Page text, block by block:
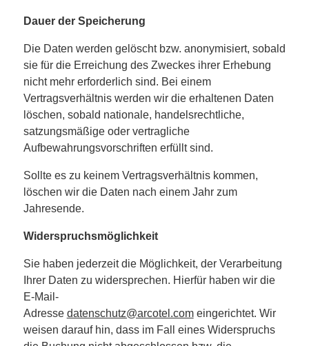
Dauer der Speicherung
Die Daten werden gelöscht bzw. anonymisiert, sobald
sie für die Erreichung des Zweckes ihrer Erhebung
nicht mehr erforderlich sind. Bei einem
Vertragsverhältnis werden wir die erhaltenen Daten
löschen, sobald nationale, handelsrechtliche,
satzungsmäßige oder vertragliche
Aufbewahrungsvorschriften erfüllt sind.
Sollte es zu keinem Vertragsverhältnis kommen,
löschen wir die Daten nach einem Jahr zum
Jahresende.
Widerspruchsmöglichkeit
Sie haben jederzeit die Möglichkeit, der Verarbeitung
Ihrer Daten zu widersprechen. Hierfür haben wir die
E-Mail-
Adresse datenschutz@arcotel.comeingerichtet. Wir
weisen darauf hin, dass im Fall eines Widerspruchs